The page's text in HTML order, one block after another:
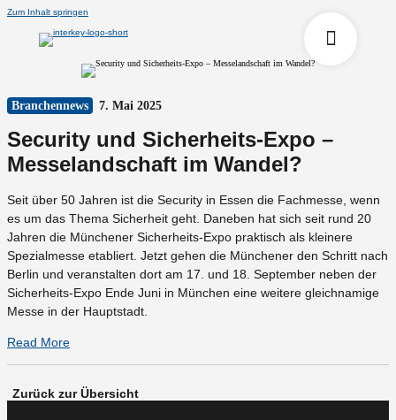
Zum Inhalt springen
Branchennews 7. Mai 2025
Security und Sicherheits-Expo –
Messelandschaft im Wandel?
Seit über 50 Jahren ist die Security in Essen die Fachmesse, wenn
es um das Thema Sicherheit geht. Daneben hat sich seit rund 20
Jahren die Münchener Sicherheits-Expo praktisch als kleinere
Spezialmesse etabliert. Jetzt gehen die Münchener den Schritt nach
Berlin und veranstalten dort am 17. und 18. September neben der
Sicherheits-Expo Ende Juni in München eine weitere gleichnamige
Messe in der Hauptstadt.
Read More
Zurück zur Übersicht